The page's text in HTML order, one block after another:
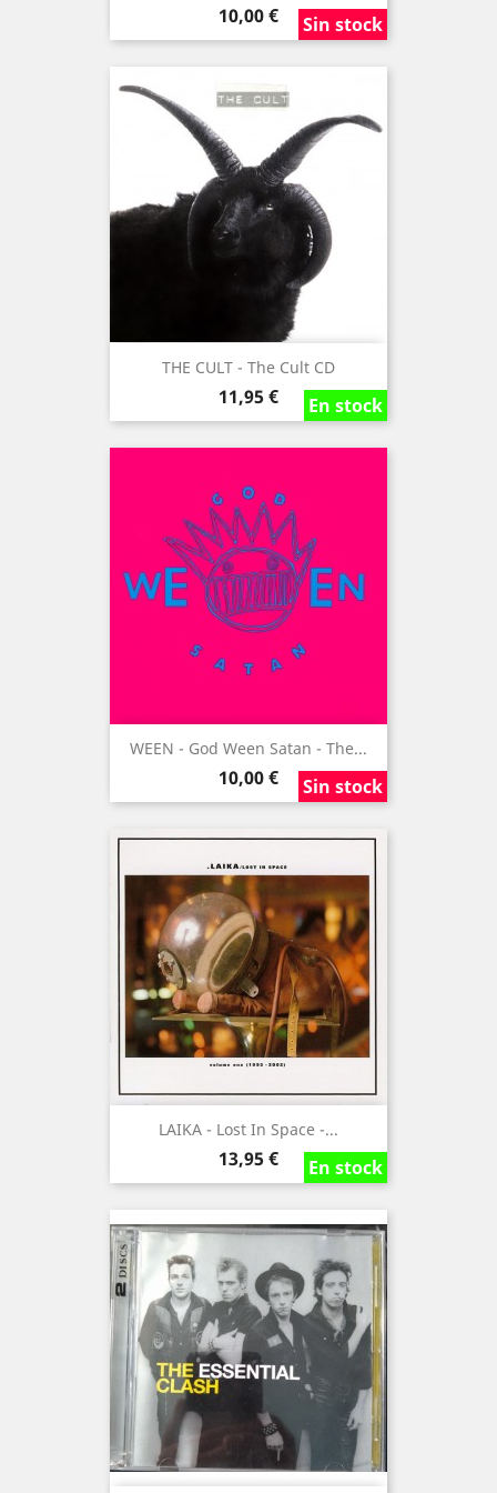
Sin stock
Precio
10,00 € Sin stock
Sin stock
THE CULT - The Cult CD
En stock
Precio
11,95 € En stock
En stock
WEEN - God Ween Satan - The...
Sin stock
Precio
10,00 € Sin stock
Sin stock
LAIKA - Lost In Space -...
En stock
Precio
13,95 € En stock
En stock